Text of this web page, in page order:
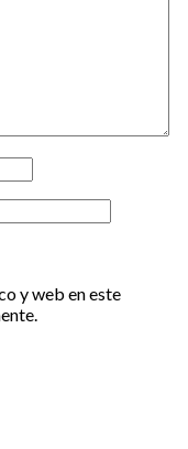
y web en este